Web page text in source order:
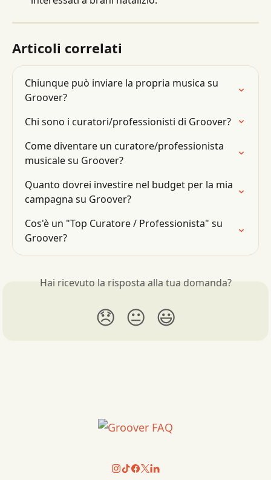
Articoli correlati
Chiunque può inviare la propria musica su
Groover?
Chi sono i curatori/professionisti di Groover?
Come diventare un curatore/professionista
musicale su Groover?
Quanto dovrei investire nel budget per la mia
campagna su Groover?
Cos'è un "Top Curatore / Professionista" su
Groover?
Hai ricevuto la risposta alla tua domanda?
😞 😐 😃